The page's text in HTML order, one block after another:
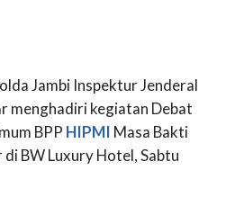
Jambi Inspektur Jenderal
menghadiri kegiatan Debat
BPP HIPMI Masa Bakti
BW Luxury Hotel, Sabtu